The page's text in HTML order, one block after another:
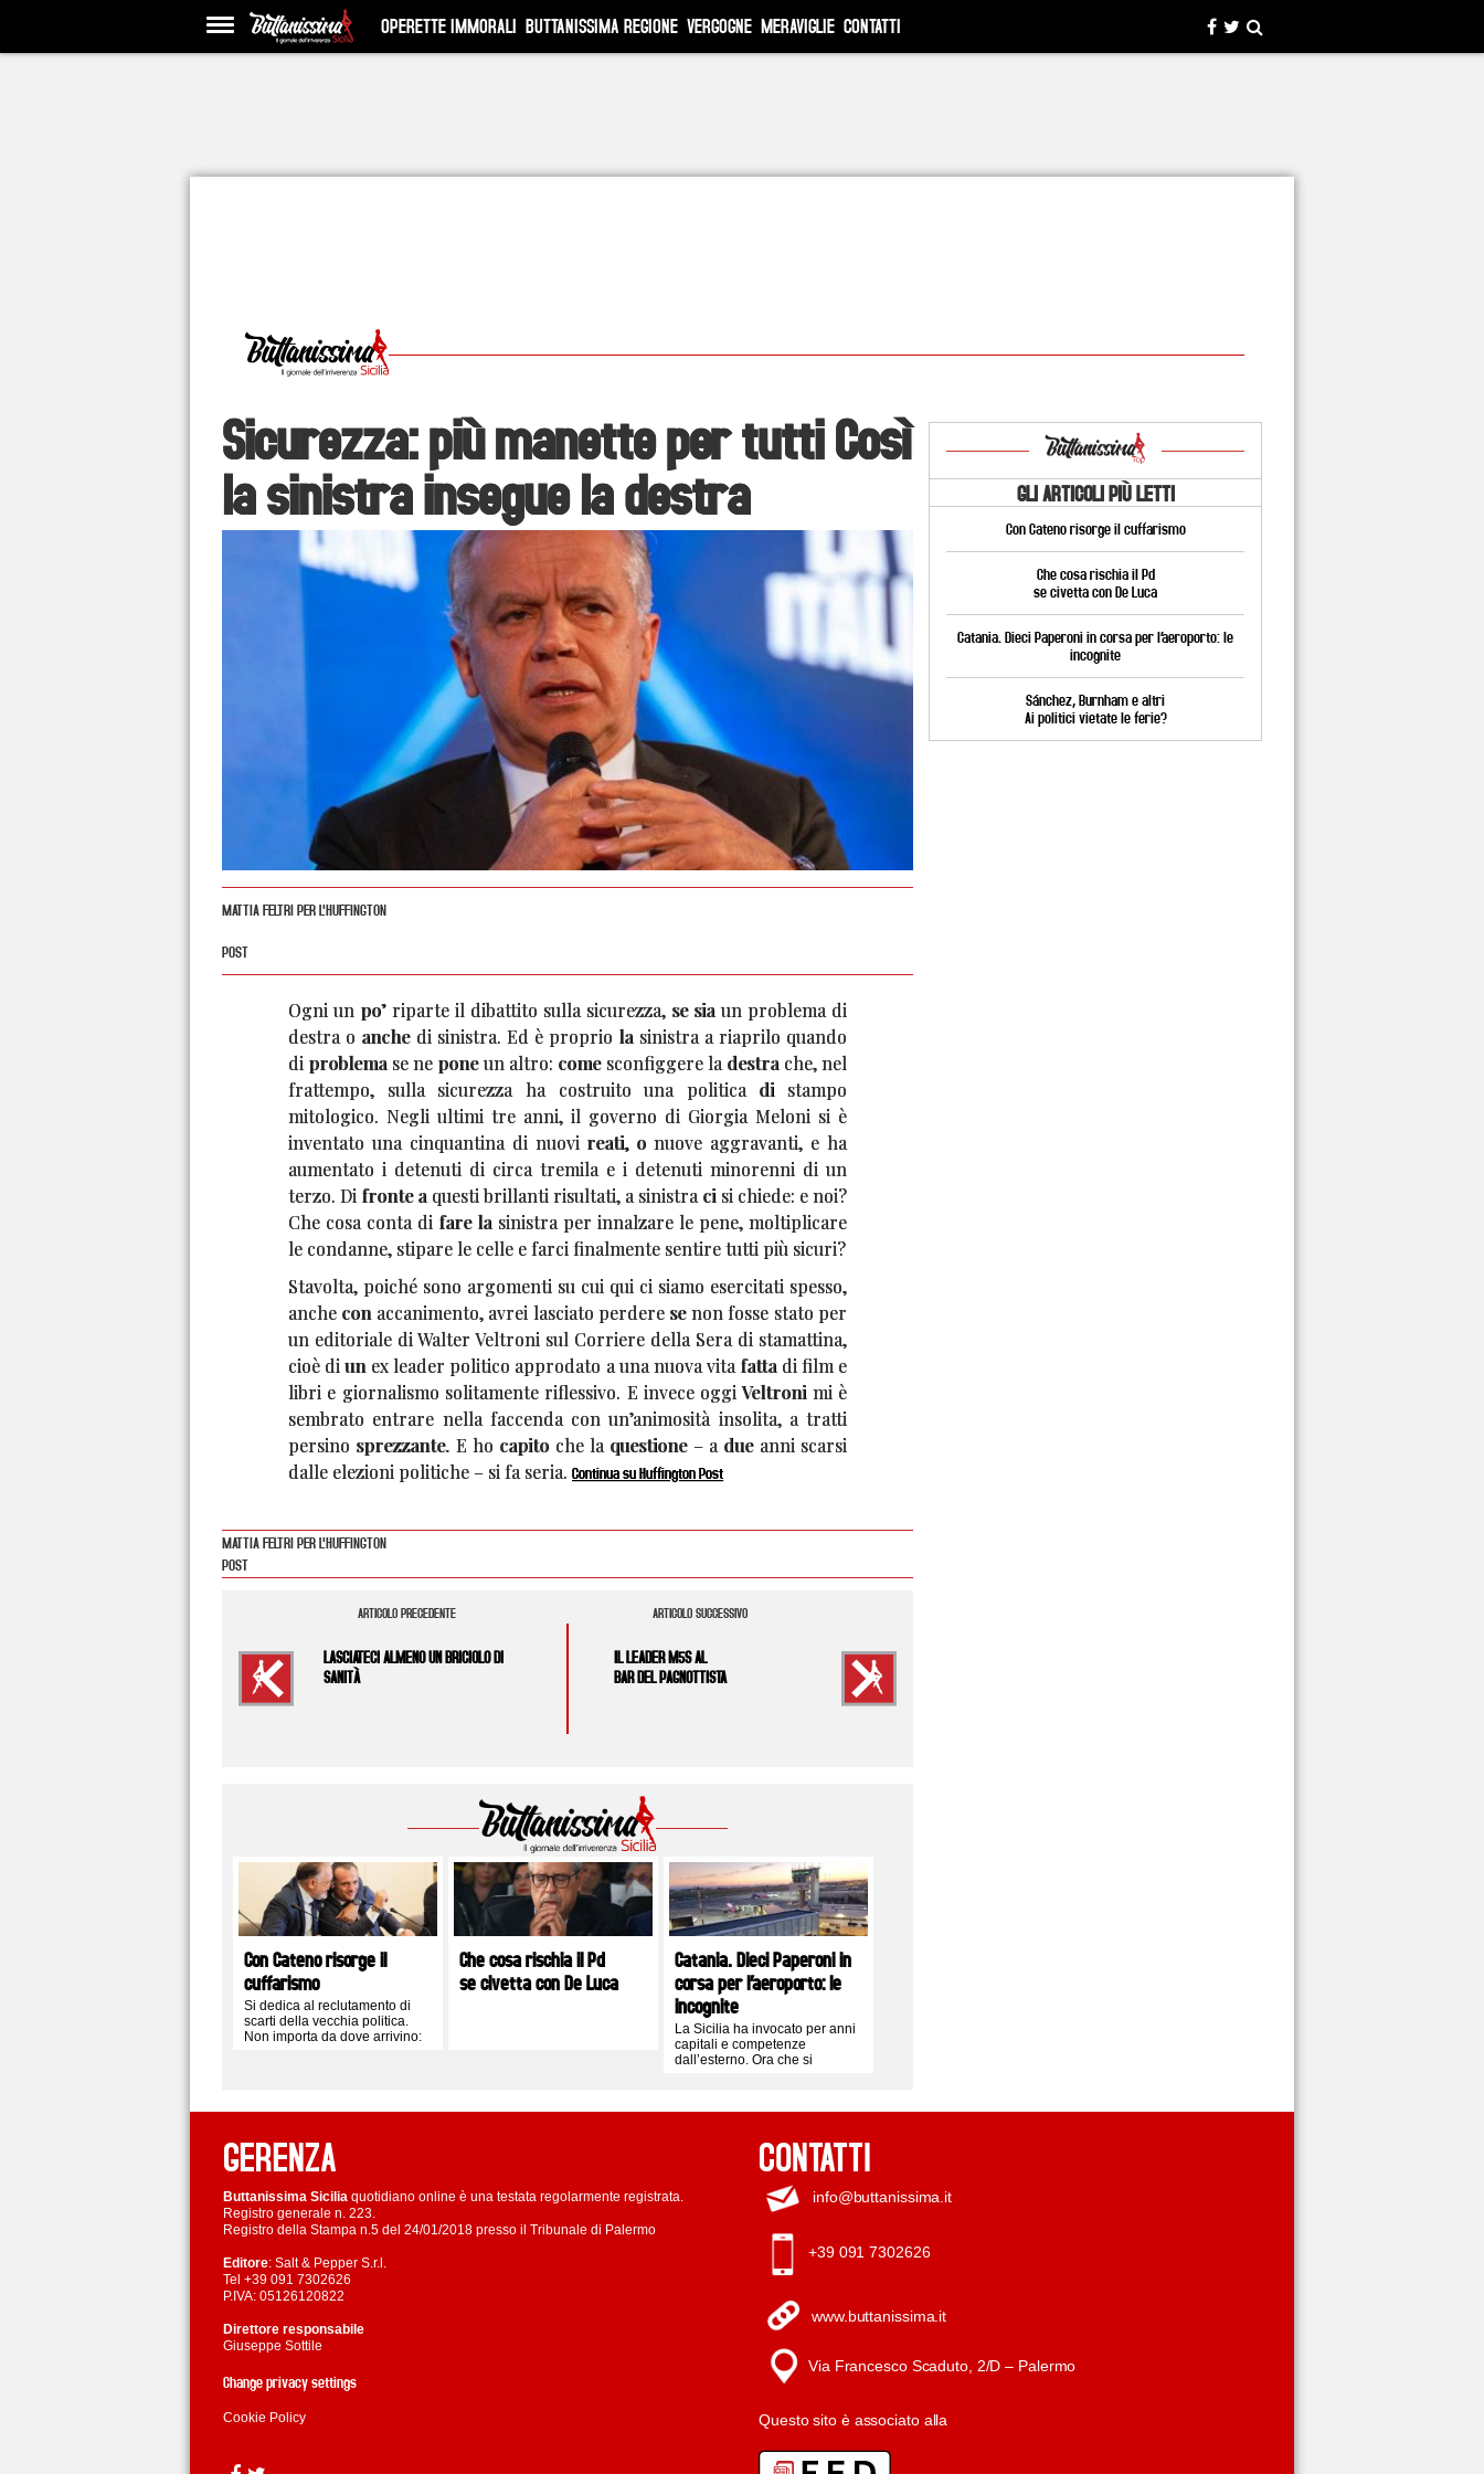
OPERETTE IMMORALI BUTTANISSIMA REGIONE VERGOGNE MERAVIGLIE CONTATTI
Sicurezza: più manette per tutti Così
la sinistra insegue la destra
MATTIA FELTRI PER L'HUFFINGTON
POST
Ogni un po’ riparte il dibattito sulla sicurezza, se sia un problema di
destra o anche di sinistra. Ed è proprio la sinistra a riaprilo quando
di problema se ne pone un altro: come sconfiggere la destra che, nel
frattempo, sulla sicurezza ha costruito una politica di stampo
mitologico. Negli ultimi tre anni, il governo di Giorgia Meloni si è
inventato una cinquantina di nuovi reati, o nuove aggravanti, e ha
aumentato i detenuti di circa tremila e i detenuti minorenni di un
terzo. Di fronte a questi brillanti risultati, a sinistra ci si chiede: e noi?
Che cosa conta di fare la sinistra per innalzare le pene, moltiplicare
le condanne, stipare le celle e farci finalmente sentire tutti più sicuri?
Stavolta, poiché sono argomenti su cui qui ci siamo esercitati spesso,
anche con accanimento, avrei lasciato perdere se non fosse stato per
un editoriale di Walter Veltroni sul Corriere della Sera di stamattina,
cioè di un ex leader politico approdato a una nuova vita fatta di film e
libri e giornalismo solitamente riflessivo. E invece oggi Veltroni mi è
sembrato entrare nella faccenda con un’animosità insolita, a tratti
persino sprezzante. E ho capito che la questione – a due anni scarsi
dalle elezioni politiche – si fa seria. Continua su Huffington Post
MATTIA FELTRI PER L'HUFFINGTON
POST
ARTICOLO PRECEDENTE
LASCIATECI ALMENO UN BRICIOLO DI
SANITÀ
ARTICOLO SUCCESSIVO
IL LEADER M5S AL
BAR DEL PAGNOTTISTA
Con Cateno risorge il
cuffarismo
Si dedica al reclutamento di
scarti della vecchia politica.
Non importa da dove arrivino:
Che cosa rischia il Pd
se civetta con De Luca
Catania. Dieci Paperoni in
corsa per l’aeroporto: le
incognite
La Sicilia ha invocato per anni
capitali e competenze
dall’esterno. Ora che si
GLI ARTICOLI PIÙ LETTI
Con Cateno risorge il cuffarismo
Che cosa rischia il Pd
se civetta con De Luca
Catania. Dieci Paperoni in corsa per l’aeroporto: le
incognite
Sánchez, Burnham e altri
Ai politici vietate le ferie?
GERENZA
Buttanissima Sicilia quotidiano online è una testata regolarmente registrata.
Registro generale n. 223.
Registro della Stampa n.5 del 24/01/2018 presso il Tribunale di Palermo
Editore: Salt & Pepper S.r.l.
Tel +39 091 7302626
P.IVA: 05126120822
Direttore responsabile
Giuseppe Sottile
Change privacy settings
Cookie Policy
CONTATTI
info@buttanissima.it
+39 091 7302626
www.buttanissima.it
Via Francesco Scaduto, 2/D – Palermo
Questo sito è associato alla